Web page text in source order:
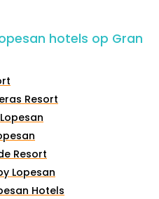
hotels op Gran
Resort
Resort
Lopesan
Hotels